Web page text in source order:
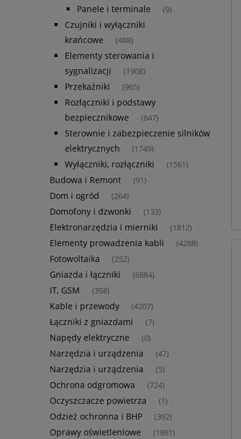
Panele i terminale (9)
Czujniki i wyłączniki
krańcowe
(488)
Elementy sterowania i
sygnalizacji
(1908)
Przekaźniki (965)
Rozłączniki i podstawy
bezpiecznikowe
(647)
Sterownie i zabezpieczenie silników
elektrycznych
(1749)
Wyłączniki, rozłączniki (1561)
Budowa i Remont (91)
Dom i ogród (264)
Domofony i dzwonki (133)
Elektronarzędzia i mierniki (1812)
Elementy prowadzenia kabli (4288)
Fotowoltaika (252)
Gniazda i łączniki (6884)
IT, GSM (358)
Kable i przewody (4207)
Łączniki z gniazdami (7)
Napędy elektryczne (0)
Narzędzia i urządzenia (47)
Narzędzia i urządzenia (5)
Ochrona odgromowa (724)
Oczyszczacze powietrza (1)
Odzież ochronna i BHP (392)
Oprawy oświetleniowe (1861)